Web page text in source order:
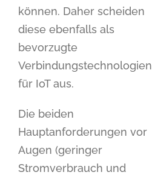
können. Daher scheiden
diese ebenfalls als
bevorzugte
Verbindungstechnologien
für IoT aus.
Die beiden
Hauptanforderungen vor
Augen (geringer
Stromverbrauch und